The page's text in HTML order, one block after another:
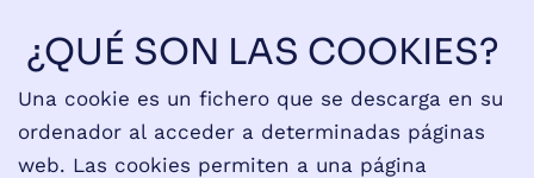
¿QUÉ SON LAS COOKIES?
Una cookie es un fichero que se descarga en su
ordenador al acceder a determinadas páginas
web. Las cookies permiten a una página